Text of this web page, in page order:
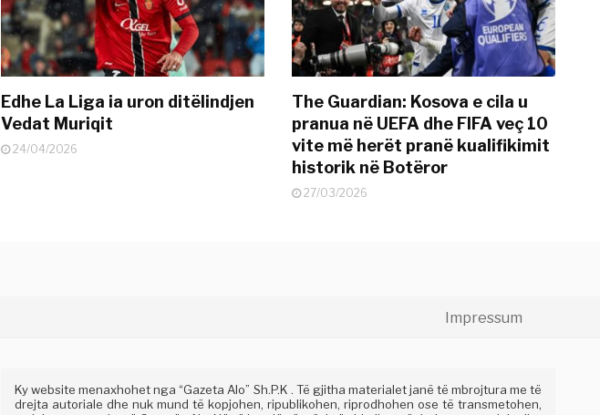
Edhe La Liga ia uron ditëlindjen
Vedat Muriqit
24/04/2026
The Guardian: Kosova e cila u
pranua në UEFA dhe FIFA veç 10
vite më herët pranë kualifikimit
historik në Botëror
27/03/2026
Impressum
Ky website menaxhohet nga “Gazeta Alo” Sh.P.K . Të gjitha materialet janë të mbrojtura me të
drejta autoriale dhe nuk mund të kopjohen, ripublikohen, riprodhohen ose të transmetohen,